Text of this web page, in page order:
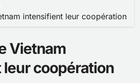
intensifient leur coopération
Vietnam
coopération